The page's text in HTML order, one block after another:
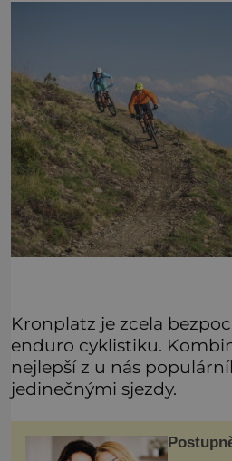
Kronplatz je zcela
enduro cyklistiku.
nejlepší z u nás
jedinečnými sjezdy.